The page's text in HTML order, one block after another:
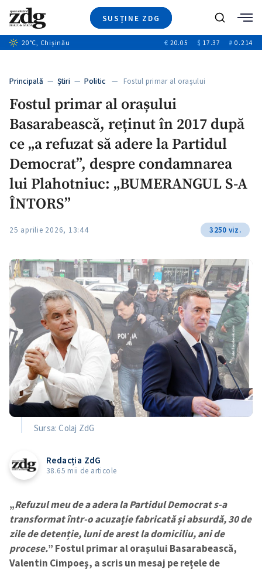
SUSȚINE ZDG
Ştiri
+6
Special
+1
Blog
+2
ZdGust
Caută
20°C, Chișinău € 20.05 $ 17.37 ₽ 0.214
Principală — Ştiri — Politic — Fostul primar al orașului
Fostul primar al orașului
Basarabească, reținut în 2017 după
ce „a refuzat să adere la Partidul
Democrat”, despre condamnarea
lui Plahotniuc: „BUMERANGUL S-A
ÎNTORS”
25 aprilie 2026, 13:44 3250 viz.
Sursa: Colaj ZdG
Redacția ZdG
38.65 mii de articole
„Refuzul meu de a adera la Partidul Democrat s-a
transformat într-o acuzație fabricată și absurdă, 30 de
zile de detenție, luni de arest la domiciliu, ani de
procese.” Fostul primar al orașului Basarabească,
Valentin Cimpoeş, a scris un mesaj pe rețele de